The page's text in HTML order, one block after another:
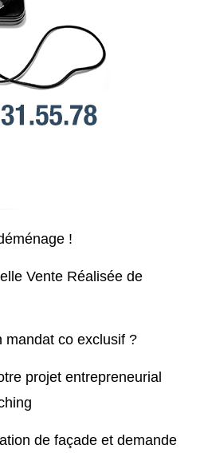
!
Vente Réalisée de
mandat co exclusif ?
projet entrepreneurial
de façade et demande